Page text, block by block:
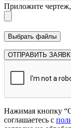
Приложите чертеж,
Нажимая кнопку
соглашаетесь с